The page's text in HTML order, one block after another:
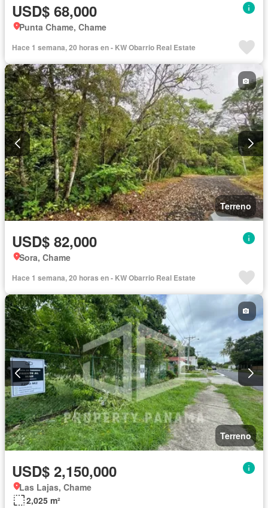
USD$ 68,000
Punta Chame, Chame
Hace 1 semana, 20 horas en - KW Obarrio Real Estate
Terreno
USD$ 82,000
Sora, Chame
Hace 1 semana, 20 horas en - KW Obarrio Real Estate
Terreno
USD$ 2,150,000
Las Lajas, Chame
2,025 m²